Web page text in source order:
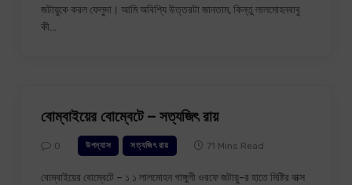
জটায়ুকে করল ফেলুদা। আমি অবিশ্যি উত্তরটা জানতাম, কিন্তু লালমোহনবাবু
কী…
বোম্বাইয়ের বোম্বেটে – সত্যজিৎ রায়
0 উপন্যাস সত্যজিৎ রায় 71 Mins Read
বোম্বাইয়ের বোম্বেটে – ১ ১ লালমোহন গাঙ্গুলী ওরফে জটায়ু-র হাতে মিষ্টির বাক্স